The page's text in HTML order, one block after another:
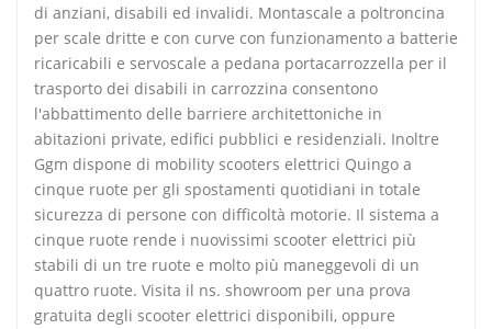
di anziani, disabili ed invalidi. Montascale a poltroncina
per scale dritte e con curve con funzionamento a batterie
ricaricabili e servoscale a pedana portacarrozzella per il
trasporto dei disabili in carrozzina consentono
l'abbattimento delle barriere architettoniche in
abitazioni private, edifici pubblici e residenziali. Inoltre
Ggm dispone di mobility scooters elettrici Quingo a
cinque ruote per gli spostamenti quotidiani in totale
sicurezza di persone con difficoltà motorie. Il sistema a
cinque ruote rende i nuovissimi scooter elettrici più
stabili di un tre ruote e molto più maneggevoli di un
quattro ruote. Visita il ns. showroom per una prova
gratuita degli scooter elettrici disponibili, oppure